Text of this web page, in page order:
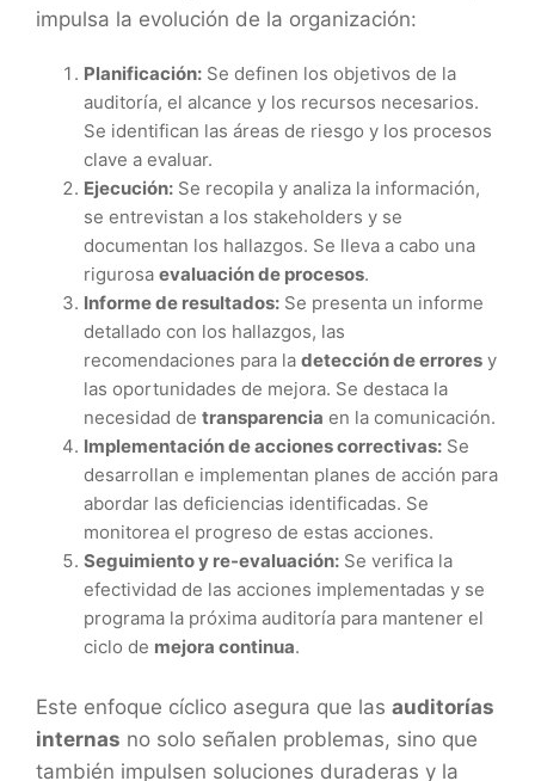
impulsa la evolución de la organización:
Planificación: Se definen los objetivos de la
auditoría, el alcance y los recursos necesarios.
Se identifican las áreas de riesgo y los procesos
clave a evaluar.
Ejecución: Se recopila y analiza la información,
se entrevistan a los stakeholders y se
documentan los hallazgos. Se lleva a cabo una
rigurosa evaluación de procesos.
Informe de resultados: Se presenta un informe
detallado con los hallazgos, las
recomendaciones para la detección de errores y
las oportunidades de mejora. Se destaca la
necesidad de transparencia en la comunicación.
Implementación de acciones correctivas: Se
desarrollan e implementan planes de acción para
abordar las deficiencias identificadas. Se
monitorea el progreso de estas acciones.
Seguimiento y re-evaluación: Se verifica la
efectividad de las acciones implementadas y se
programa la próxima auditoría para mantener el
ciclo de mejora continua.
Este enfoque cíclico asegura que las auditorías
internas no solo señalen problemas, sino que
también impulsen soluciones duraderas y la